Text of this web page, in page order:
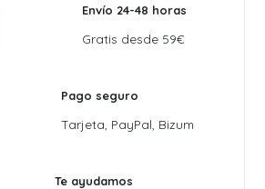
Envío 24-48 horas
Gratis desde 59€
Pago seguro
Tarjeta, PayPal, Bizum
Te ayudamos